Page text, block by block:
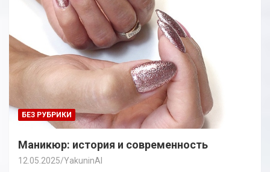
БЕЗ РУБРИКИ
Маникюр: история и современность
12.05.2025 YakuninAI